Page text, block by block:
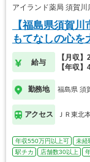
アイランド薬局 須賀
【福島県須賀
もてなしの心を
給与
【月収
【年収
勤務地 福島県 須
アクセス ＪＲ東北
年収550万円以上可 未経
駅チカ
店舗数30以上